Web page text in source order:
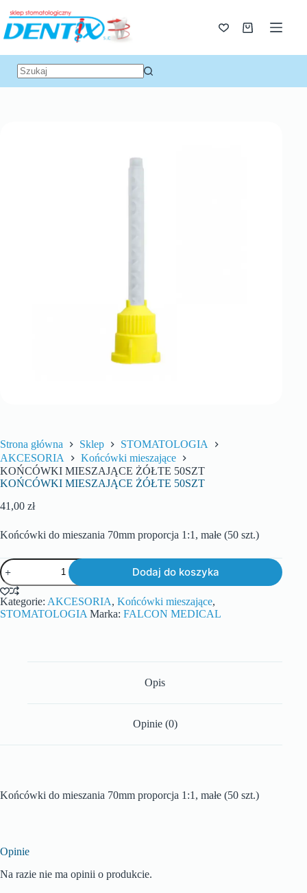
Strona główna Sklep
STOMATOLOGIA
AKCESORIA
Końcówki mieszające
KOŃCÓWKI MIESZAJĄCE ŻÓŁTE 50SZT
KOŃCÓWKI MIESZAJĄCE ŻÓŁTE 50SZT
41,00 zł
Końcówki do mieszania 70mm proporcja 1:1, małe (50 szt.)
Dodaj do koszyka
Kategorie: AKCESORIA, Końcówki mieszające,
STOMATOLOGIA Marka: FALCON MEDICAL
Opis
Opinie (0)
Końcówki do mieszania 70mm proporcja 1:1, małe (50 szt.)
Opinie
Na razie nie ma opinii o produkcie.